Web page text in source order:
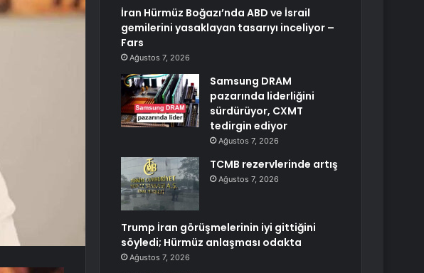
İran Hürmüz Boğazı’nda ABD ve İsrail
gemilerini yasaklayan tasarıyı inceliyor –
Fars
Ağustos 7, 2026
Samsung DRAM
pazarında liderliğini
sürdürüyor, CXMT
tedirgin ediyor
Ağustos 7, 2026
TCMB rezervlerinde artış
Ağustos 7, 2026
Trump İran görüşmelerinin iyi gittiğini
söyledi; Hürmüz anlaşması odakta
Ağustos 7, 2026